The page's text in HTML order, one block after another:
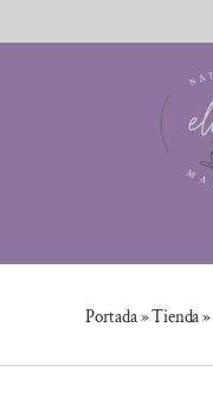
al
Portada»Tienda»